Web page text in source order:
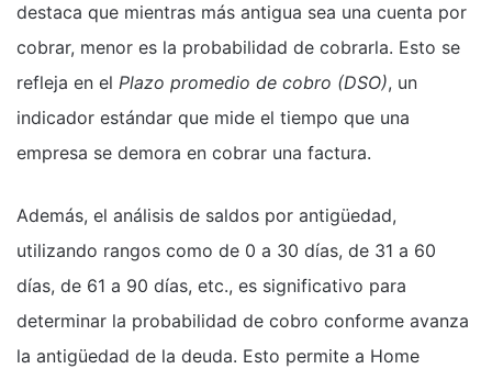
destaca que mientras más antigua sea una cuenta por
cobrar, menor es la probabilidad de cobrarla. Esto se
refleja en el Plazo promedio de cobro (DSO), un
indicador estándar que mide el tiempo que una
empresa se demora en cobrar una factura.
Además, el análisis de saldos por antigüedad,
utilizando rangos como de 0 a 30 días, de 31 a 60
días, de 61 a 90 días, etc., es significativo para
determinar la probabilidad de cobro conforme avanza
la antigüedad de la deuda. Esto permite a Home